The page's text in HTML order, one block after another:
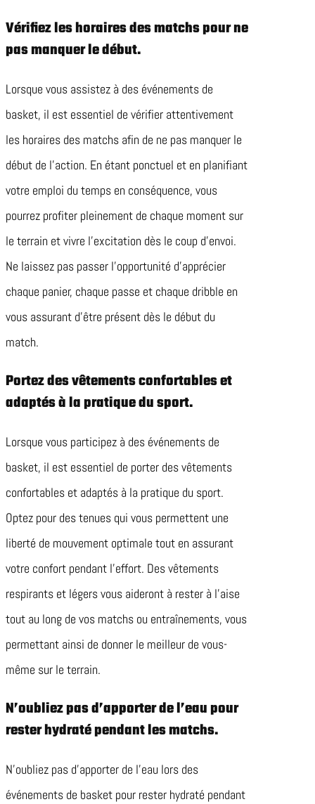
Vérifiez les horaires des matchs pour ne
pas manquer le début.
Lorsque vous assistez à des événements de
basket, il est essentiel de vérifier attentivement
les horaires des matchs afin de ne pas manquer le
début de l’action. En étant ponctuel et en planifiant
votre emploi du temps en conséquence, vous
pourrez profiter pleinement de chaque moment sur
le terrain et vivre l’excitation dès le coup d’envoi.
Ne laissez pas passer l’opportunité d’apprécier
chaque panier, chaque passe et chaque dribble en
vous assurant d’être présent dès le début du
match.
Portez des vêtements confortables et
adaptés à la pratique du sport.
Lorsque vous participez à des événements de
basket, il est essentiel de porter des vêtements
confortables et adaptés à la pratique du sport.
Optez pour des tenues qui vous permettent une
liberté de mouvement optimale tout en assurant
votre confort pendant l’effort. Des vêtements
respirants et légers vous aideront à rester à l’aise
tout au long de vos matchs ou entraînements, vous
permettant ainsi de donner le meilleur de vous-
même sur le terrain.
N’oubliez pas d’apporter de l’eau pour
rester hydraté pendant les matchs.
N’oubliez pas d’apporter de l’eau lors des
événements de basket pour rester hydraté pendant